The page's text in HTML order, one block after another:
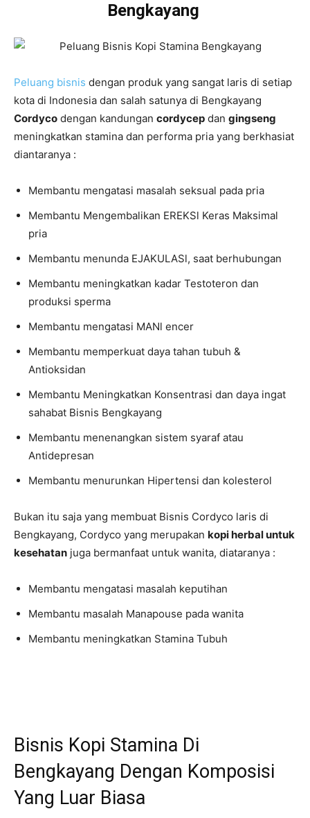
Bengkayang
Peluang bisnis dengan produk yang sangat laris di setiap
kota di Indonesia dan salah satunya di Bengkayang
Cordyco dengan kandungan cordycep dan gingseng
meningkatkan stamina dan performa pria yang berkhasiat
diantaranya :
Membantu mengatasi masalah seksual pada pria
Membantu Mengembalikan EREKSl Keras Maksimal
pria
Membantu menunda EJAKULASl, saat berhubungan
Membantu meningkatkan kadar Testoteron dan
produksi sperma
Membantu mengatasi MANl encer
Membantu memperkuat daya tahan tubuh &
Antioksidan
Membantu Meningkatkan Konsentrasi dan daya ingat
sahabat Bisnis Bengkayang
Membantu menenangkan sistem syaraf atau
Antidepresan
Membantu menurunkan Hipertensi dan kolesterol
Bukan itu saja yang membuat Bisnis Cordyco laris di
Bengkayang, Cordyco yang merupakan kopi herbal untuk
kesehatan juga bermanfaat untuk wanita, diataranya :
Membantu mengatasi masalah keputihan
Membantu masalah Manapouse pada wanita
Membantu meningkatkan Stamina Tubuh
Bisnis Kopi Stamina Di
Bengkayang Dengan Komposisi
Yang Luar Biasa